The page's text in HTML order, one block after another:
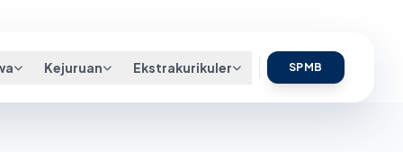
Kejuruan Ekstrakurikuler SPMB